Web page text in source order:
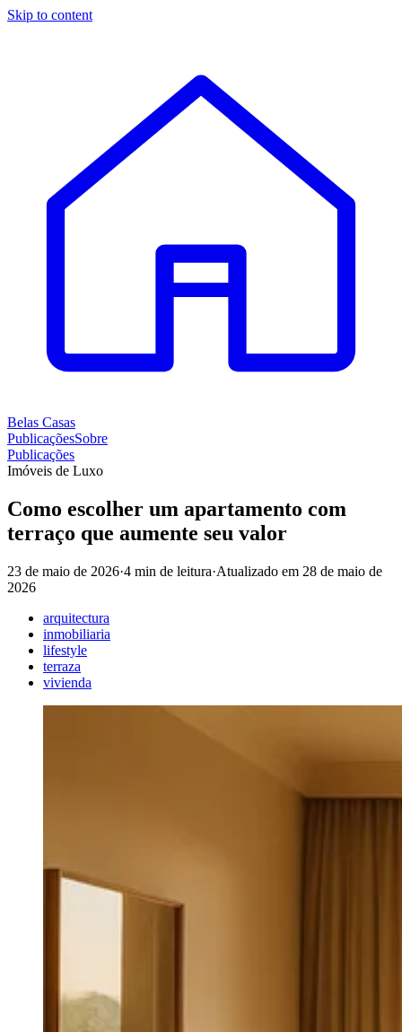
Skip to content
Belas Casas
PublicaçõesSobre
Publicações
Imóveis de Luxo
Como escolher um apartamento com
terraço que aumente seu valor
23 de maio de 2026·4 min de leitura·Atualizado em 28 de maio de
2026
arquitectura
inmobiliaria
lifestyle
terraza
vivienda